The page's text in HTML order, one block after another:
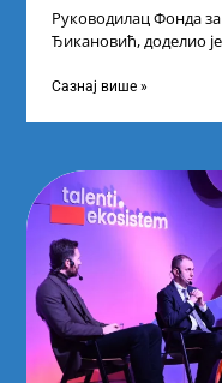
Руководилац Фонда
Ђикановић, доделио
технолошком парку
Сазнај више »